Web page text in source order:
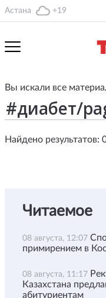
Астана +19
Вы искали все
Найдено результатов:
Читаемое
08 августа, 12:07
примирением в
08 августа, 11:17
Казахстана
абитуриентам